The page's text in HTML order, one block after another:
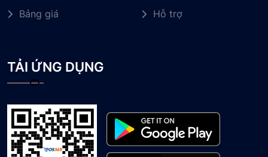
Bảng giá
Hỗ trợ
TẢI ỨNG DỤNG